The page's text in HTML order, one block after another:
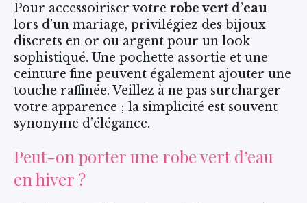
Pour accessoiriser votre robe vert d’eau
lors d’un mariage, privilégiez des bijoux
discrets en or ou argent pour un look
sophistiqué. Une pochette assortie et une
ceinture fine peuvent également ajouter une
touche raffinée. Veillez à ne pas surcharger
votre apparence ; la simplicité est souvent
synonyme d’élégance.
Peut-on porter une robe vert d’eau
en hiver ?